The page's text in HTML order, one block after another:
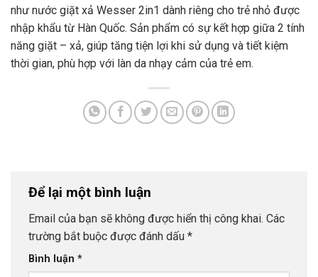
như nước giặt xả Wesser 2in1 dành riêng cho trẻ nhỏ được
nhập khẩu từ Hàn Quốc. Sản phẩm có sự kết hợp giữa 2 tính
năng giặt – xả, giúp tăng tiện lợi khi sử dụng và tiết kiệm
thời gian, phù hợp với làn da nhạy cảm của trẻ em.
Để lại một bình luận
Email của bạn sẽ không được hiển thị công khai. Các
trường bắt buộc được đánh dấu *
Bình luận *